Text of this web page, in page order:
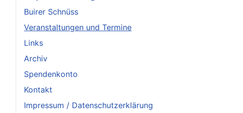
Buirer Schnüss
Veranstaltungen und Termine
Links
Archiv
Spendenkonto
Kontakt
Impressum / Datenschutzerklärung